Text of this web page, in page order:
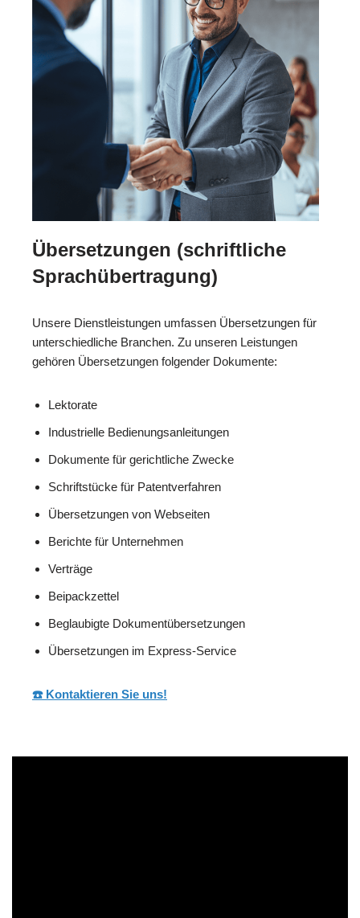
Übersetzungen (schriftliche
Sprachübertragung)
Unsere Dienstleistungen umfassen Übersetzungen für
unterschiedliche Branchen. Zu unseren Leistungen
gehören Übersetzungen folgender Dokumente:
Lektorate
Industrielle Bedienungsanleitungen
Dokumente für gerichtliche Zwecke
Schriftstücke für Patentverfahren
Übersetzungen von Webseiten
Berichte für Unternehmen
Verträge
Beipackzettel
Beglaubigte Dokumentübersetzungen
Übersetzungen im Express-Service
☎️ Kontaktieren Sie uns!